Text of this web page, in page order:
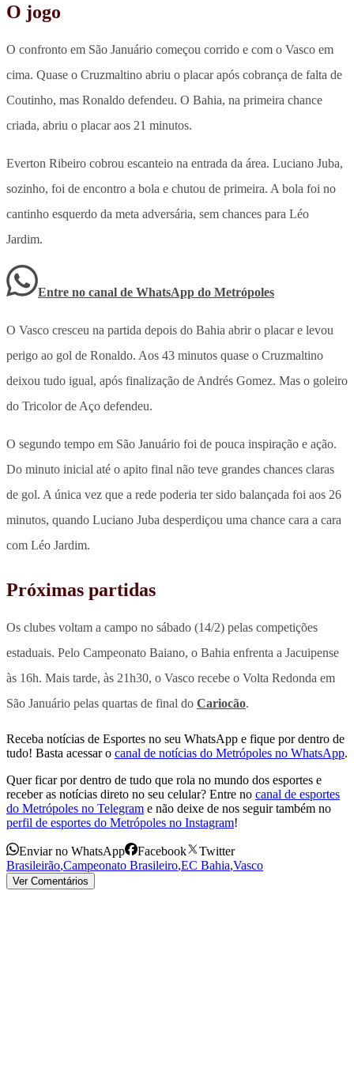
O jogo
O confronto em São Januário começou corrido e com o Vasco em
cima. Quase o Cruzmaltino abriu o placar após cobrança de falta de
Coutinho, mas Ronaldo defendeu. O Bahia, na primeira chance
criada, abriu o placar aos 21 minutos.
Everton Ribeiro cobrou escanteio na entrada da área. Luciano Juba,
sozinho, foi de encontro a bola e chutou de primeira. A bola foi no
cantinho esquerdo da meta adversária, sem chances para Léo
Jardim.
Entre no canal de WhatsApp do Metrópoles
O Vasco cresceu na partida depois do Bahia abrir o placar e levou
perigo ao gol de Ronaldo. Aos 43 minutos quase o Cruzmaltino
deixou tudo igual, após finalização de Andrés Gomez. Mas o goleiro
do Tricolor de Aço defendeu.
O segundo tempo em São Januário foi de pouca inspiração e ação.
Do minuto inicial até o apito final não teve grandes chances claras
de gol. A única vez que a rede poderia ter sido balançada foi aos 26
minutos, quando Luciano Juba desperdiçou uma chance cara a cara
com Léo Jardim.
Próximas partidas
Os clubes voltam a campo no sábado (14/2) pelas competições
estaduais. Pelo Campeonato Baiano, o Bahia enfrenta a Jacuipense
às 16h. Mais tarde, às 21h30, o Vasco recebe o Volta Redonda em
São Januário pelas quartas de final do Cariocão.
Receba notícias de Esportes no seu WhatsApp e fique por dentro de
tudo! Basta acessar o canal de notícias do Metrópoles no WhatsApp.
Quer ficar por dentro de tudo que rola no mundo dos esportes e
receber as notícias direto no seu celular? Entre no canal de esportes
do Metrópoles no Telegram e não deixe de nos seguir também no
perfil de esportes do Metrópoles no Instagram!
Enviar no WhatsApp Facebook
Twitter
Brasileirão,Campeonato Brasileiro,EC Bahia,Vasco
Ver Comentários